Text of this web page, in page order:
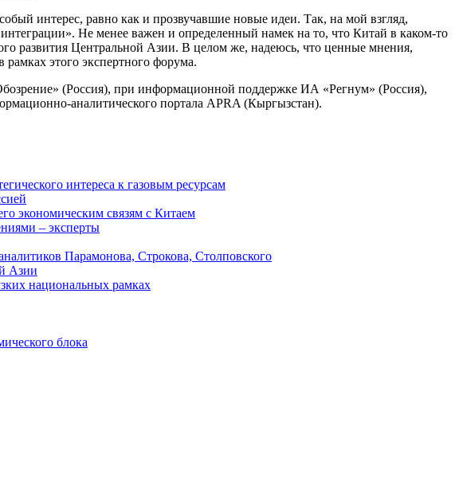
интерес, равно как и прозвучавшие новые идеи. Так, на мой взгляд,
Не менее важен и определенный намек на то, что Китай в каком-то
развития Центральной Азии. В целом же, надеюсь, что ценные мнения,
этого экспертного форума.
(Россия), при информационной поддержке ИА «Регнум» (Россия),
аналитического портала APRA (Кыргызстан).
интереса к газовым ресурсам
экономическим связям с Китаем
– эксперты
Парамонова, Строкова, Столповского
Азии
национальных рамках
блока